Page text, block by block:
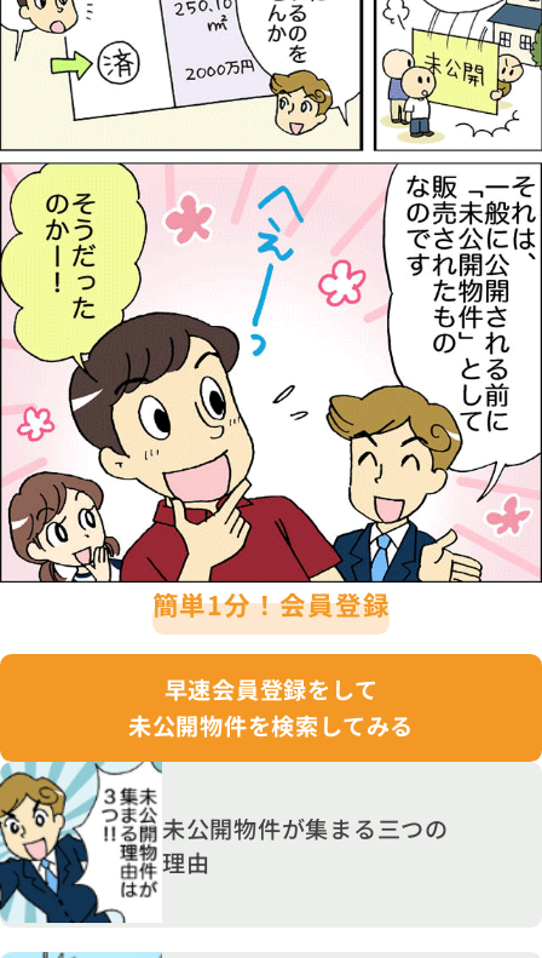
簡単1分！会員登録
早速会員登録をして
未公開物件を検索してみる
未公開物件が集まる三つの
理由